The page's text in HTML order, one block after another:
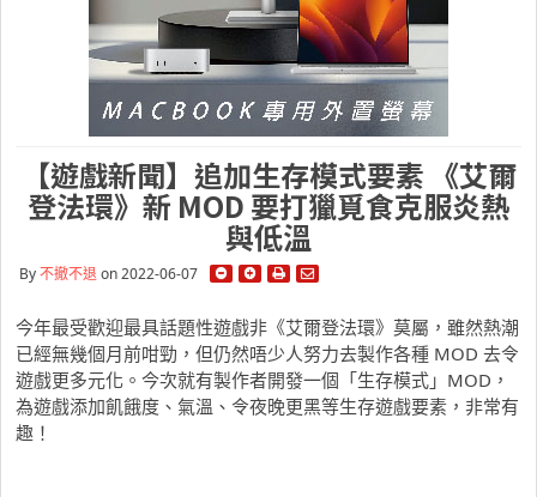
【遊戲新聞】追加生存模式要素 《艾爾
登法環》新 MOD 要打獵覓食克服炎熱
與低溫
By不撤不退 on 2022-06-07
今年最受歡迎最具話題性遊戲非《艾爾登法環》莫屬，雖然熱潮
已經無幾個月前咁勁，但仍然唔少人努力去製作各種 MOD 去令
遊戲更多元化。今次就有製作者開發一個「生存模式」MOD，
為遊戲添加飢餓度、氣溫、令夜晚更黑等生存遊戲要素，非常有
趣！